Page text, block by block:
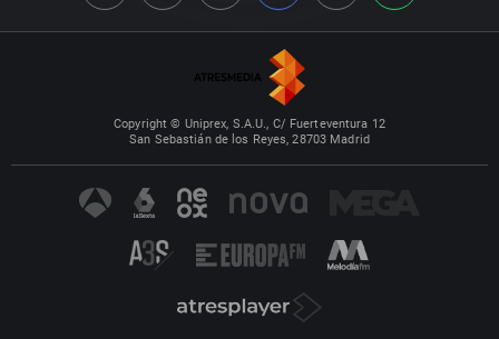
Copyright © Uniprex, S.A.U., C/ Fuerteventura 12
San Sebastián de los Reyes, 28703 Madrid